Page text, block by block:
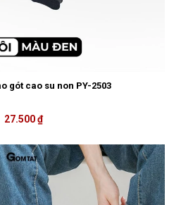
gót cao su non PY-2503
27.500 ₫